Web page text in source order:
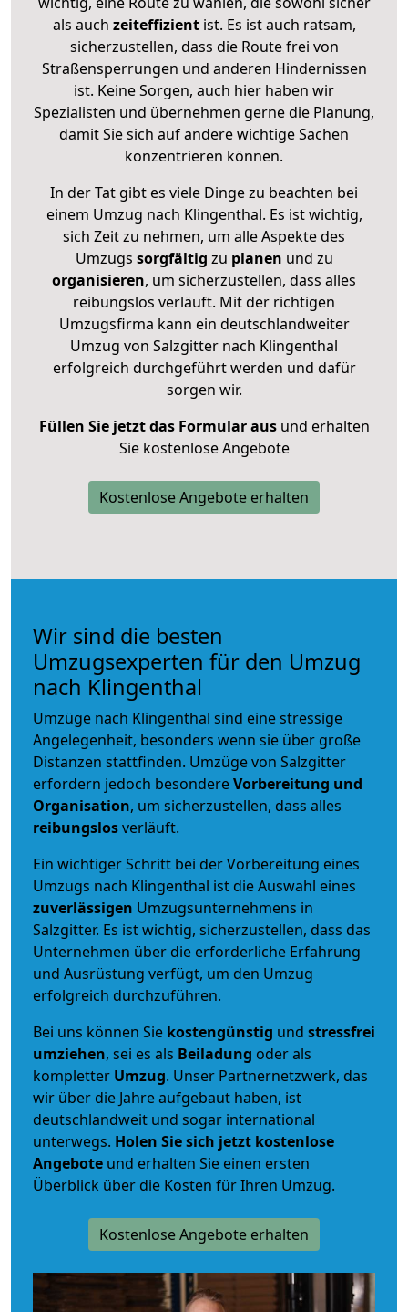
als auch zeiteffizientist. Es ist auch ratsam,
sicherzustellen, dass die Route frei von
Straßensperrungen und anderen Hindernissen
ist. Keine Sorgen, auch hier haben wir
Spezialisten und übernehmen gerne die Planung,
damit Sie sich auf andere wichtige Sachen
konzentrieren können.
In der Tat gibt es viele Dinge zu beachten bei
einem Umzug nach Klingenthal. Es ist wichtig,
sich Zeit zu nehmen, um alle Aspekte des
Umzugs sorgfältig zu planen und zu
organisieren, um sicherzustellen, dass alles
reibungslos verläuft. Mit der richtigen
Umzugsfirma kann ein deutschlandweiter
Umzug von Salzgitter nach Klingenthal
erfolgreich durchgeführt werden und dafür
sorgen wir.
Füllen Sie jetzt das Formular ausund erhalten
Sie kostenlose Angebote
Kostenlose Angebote erhalten
Wir sind die besten
Umzugsexperten für den Umzug
nach Klingenthal
Umzüge nach Klingenthal sind eine stressige
Angelegenheit, besonders wenn sie über große
Distanzen stattfinden. Umzüge von Salzgitter
erfordern jedoch besondereVorbereitung und
Organisation, um sicherzustellen, dass alles
reibungslosverläuft.
Ein wichtiger Schritt bei der Vorbereitung eines
Umzugs nach Klingenthal ist die Auswahl eines
zuverlässigen Umzugsunternehmens in
Salzgitter. Es ist wichtig, sicherzustellen, dass das
Unternehmen über die erforderliche Erfahrung
und Ausrüstung verfügt, um den Umzug
erfolgreich durchzuführen.
Bei uns können Sie kostengünstig und stressfrei
umziehen, sei es als Beiladung oder als
kompletter Umzug. Unser Partnernetzwerk, das
wir über die Jahre aufgebaut haben, ist
deutschlandweit und sogar international
unterwegs. Holen Sie sich jetzt kostenlose
Angebote und erhalten Sie einen ersten
Überblick über die Kosten für Ihren Umzug.
Kostenlose Angebote erhalten